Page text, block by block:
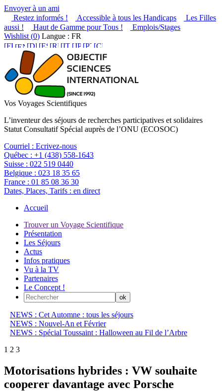
Envoyer à un ami
Restez informés !
Accessible à tous les Handicaps
Les Filles
aussi !
Haut de Gamme pour Tous !
Emplois/Stages
Wishlist (0) Langue : FR
Vos Voyages Scientifiques
L’inventeur des séjours de recherches participatives et solidaires
Statut Consultatif Spécial auprès de l’ONU (ECOSOC)
Courriel : Ecrivez-nous
Québec : +1 (438) 558-1643
Suisse : 022 519 0440
Belgique : 023 18 35 65
France : 01 85 08 36 30
Dates, Places, Tarifs : en direct
Accueil
Trouver un Voyage Scientifique
Présentation
Les Séjours
Actus
Infos pratiques
Vu à la TV
Partenaires
Le Concept !
NEWS : Cet Automne : tous les séjours
NEWS : Nouvel-An et Février
NEWS : Spécial Toussaint : Halloween au Fil de l’Arbre
1 2 3
Motorisations hybrides : VW souhaite
cooperer davantage avec Porsche